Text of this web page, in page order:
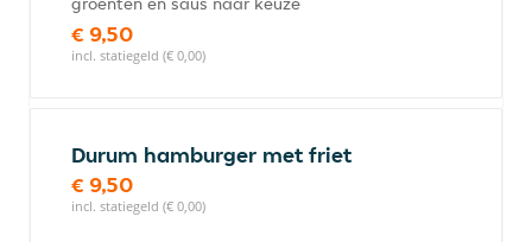
€ 9,50
incl. statiegeld (€ 0,00)
Durum hamburger met friet
€ 9,50
incl. statiegeld (€ 0,00)